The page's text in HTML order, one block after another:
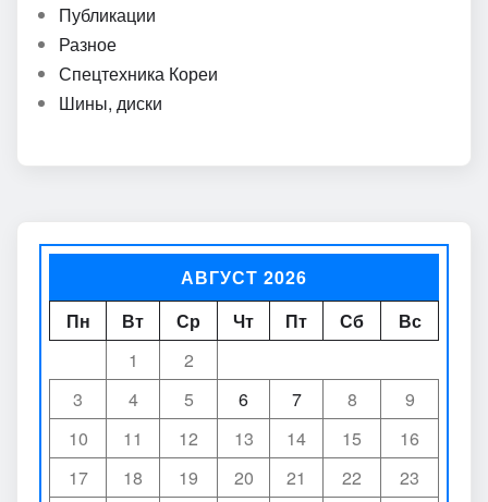
Публикации
Разное
Спецтехника Кореи
Шины, диски
АВГУСТ 2026
Пн
Вт Ср Чт Пт Сб
Вс
1
2
3
4 5 6 7 8
9
10
11 12 13 14 15
16
17
18 19 20 21 22
23